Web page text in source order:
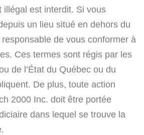
illégal est interdit. Si vous
un lieu situé en dehors du
de vous conformer à
Ces termes sont régis par les
de l’État du Québec ou du
De plus, toute action
2000 Inc. doit être portée
dans lequel se trouve la